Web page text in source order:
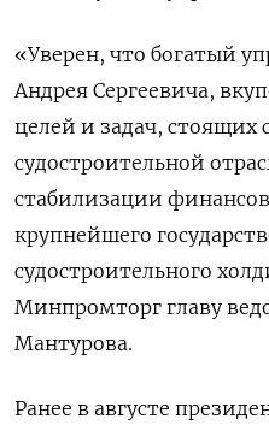
«Уверен, что богатый
Андрея Сергеевича,
целей и задач, стоящих
судостроительной
стабилизации
крупнейшего
судостроительного
Минпромторг главу
Мантурова.
Ранее в августе